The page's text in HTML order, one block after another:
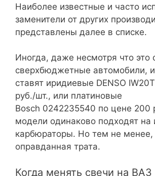
Наиболее известные и часто
заменители от других
представлены далее в списке.
Иногда, даже несмотря что это
сверхбюджетные автомобили,
ставят иридиевые DENSO
руб./шт., или платиновые
Bosch 0242235540 по цене 200
модели одинаково подходят
карбюраторы. Но тем не менее,
оправданная трата.
Когда менять свечи на ВАЗ